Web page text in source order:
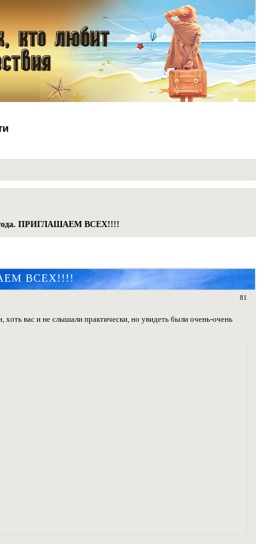
года. ПРИГЛАШАЕМ ВСЕХ!!!!
ВСЕХ!!!!
81
хоть вас и не слышали практически, но увидеть были очень-очень